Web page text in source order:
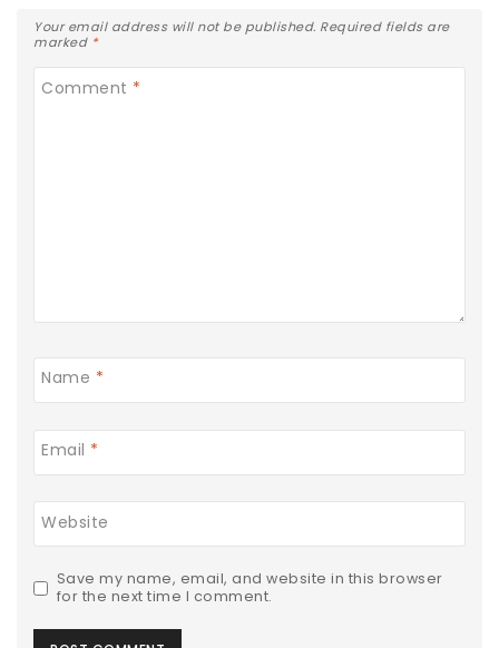
Your email address will not be published. Required fields are
marked *
Comment *
Name *
Email *
Website
Save my name, email, and website in this browser
for the next time I comment.